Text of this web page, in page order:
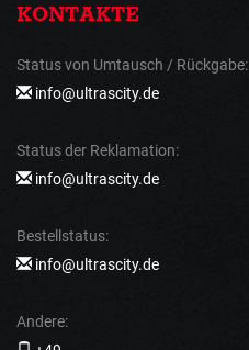
KONTAKTE
Status von Umtausch / Rückgabe:
info@ultrascity.de
Status der Reklamation:
info@ultrascity.de
Bestellstatus:
info@ultrascity.de
Andere: